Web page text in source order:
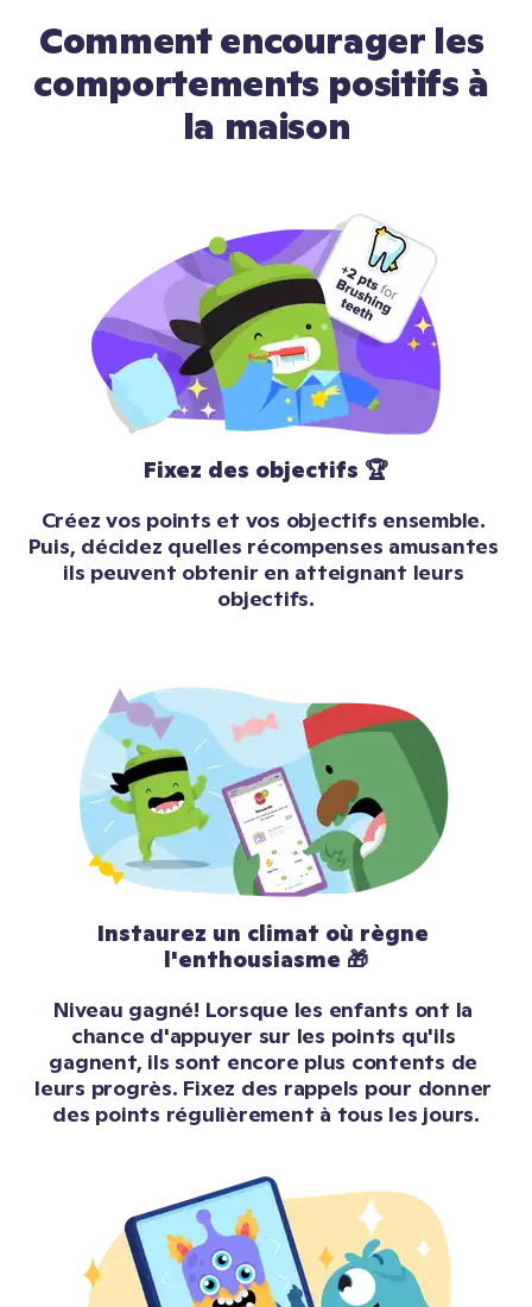
Comment encourager les
comportements positifs à
la maison
Fixez des objectifs 🏆
Créez vos points et vos objectifs ensemble.
Puis, décidez quelles récompenses amusantes
ils peuvent obtenir en atteignant leurs
objectifs.
Instaurez un climat où règne
l'enthousiasme 🎁
Niveau gagné! Lorsque les enfants ont la
chance d'appuyer sur les points qu'ils
gagnent, ils sont encore plus contents de
leurs progrès. Fixez des rappels pour donner
des points régulièrement à tous les jours.